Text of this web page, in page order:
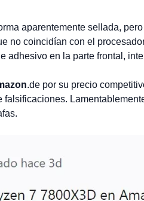
aparentemente sellada,
no coincidían con el
adhesivo en la parte frontal,
.de por su precio
falsificaciones.